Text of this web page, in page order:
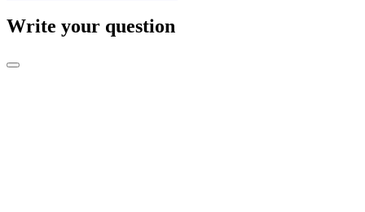
Write your question